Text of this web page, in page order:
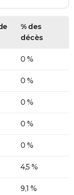
% des
décès
0 %
0 %
0 %
0 %
0 %
4,5 %
9,1 %